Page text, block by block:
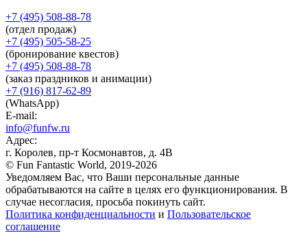
+7 (495) 508-88-78
(отдел продаж)
+7 (495) 505-58-25
(бронирование квестов)
+7 (495) 508-88-78
(заказ праздников и анимации)
+7 (916) 817-62-89
(WhatsApp)
E-mail:
info@funfw.ru
Адрес:
г. Королев, пр-т Космонавтов, д. 4В
© Fun Fantastic World, 2019-2026
Уведомляем Вас, что Ваши персональные данные
обрабатываются на сайте в целях его функционирования. В
случае несогласия, просьба покинуть сайт.
Политика конфиденциальности и Пользовательское
соглашение